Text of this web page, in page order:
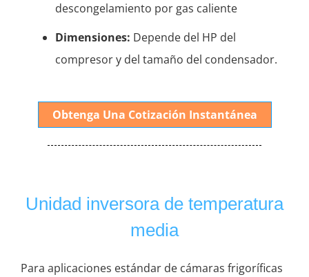
descongelamiento por gas caliente
Dimensiones: Depende del HP del
compresor y del tamaño del condensador.
Obtenga Una Cotización Instantánea
Unidad inversora de temperatura
media
Para aplicaciones estándar de cámaras frigoríficas